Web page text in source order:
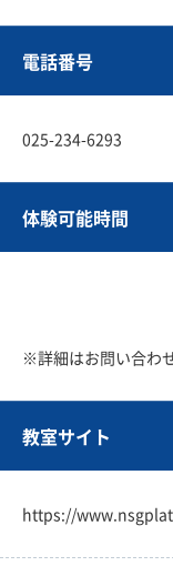
電話番号
025-234-6293
体験可能時間
※詳細はお問い合わ
教室サイト
https://